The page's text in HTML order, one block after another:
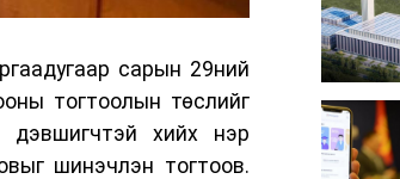
сарын 29ний
тогтоолын төслийг
дэвшигчтэй хийх нэр
шинэчлэн тогтоов.